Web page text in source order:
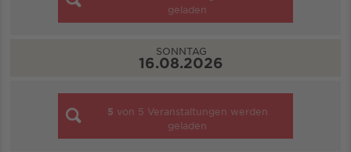
geladen
SONNTAG
16.08.2026
5 von 5 Veranstaltungen werden
geladen